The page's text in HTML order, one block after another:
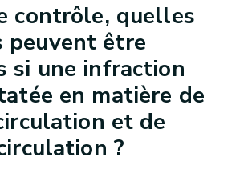
contrôle, quelles
peuvent être
si une infraction
en matière de
et de
?